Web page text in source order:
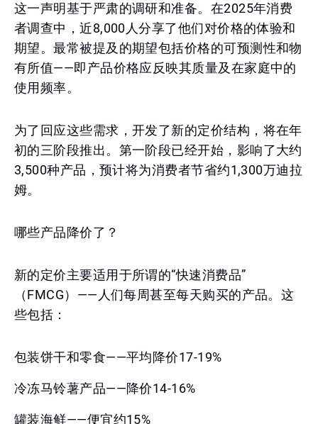
这一声明基于严肃的调研和准备。在2025年消费
者调查中，近8,000人分享了他们对价格的体验和
期望。最常被提及的期望包括价格的可预测性和物
有所值——即产品价格应反映其质量及在家庭中的
使用频率。
为了回应这些需求，开发了新的定价结构，将在年
初的三阶段推出。第一阶段已经开始，影响了大约
3,500种产品，预计将为消费者节省约1,300万迪拉
姆。
哪些产品降价了？
新的定价主要适用于所谓的“快速消费品”
（FMCG）——人们每周甚至每天购买的产品。这
些包括：
包装饼干和零食——平均降价17-19%
冷冻马铃薯产品——降价14-16%
罐装海鲜——便宜约15%